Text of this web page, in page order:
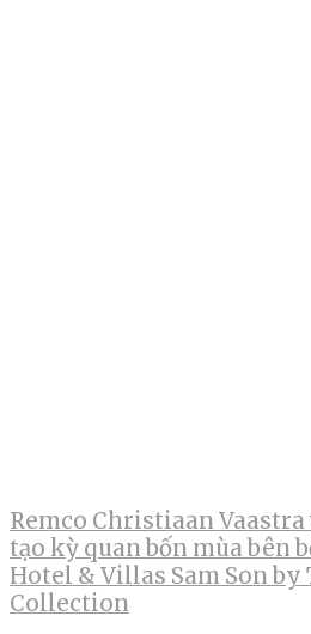
Remco Christiaan
tạo kỳ quan bốn mùa bên
Hotel & Villas Sam Son
Collection